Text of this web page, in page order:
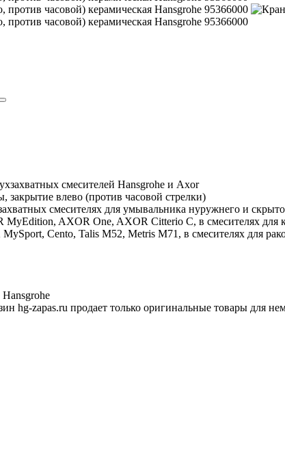
смесителей Hansgrohe и Axor
закрытие влево (против часовой стрелки)
смесителях для умывальника нуружнего и
AXOR One, AXOR Citterio C, в смесителях
Cento, Talis M52, Metris M71, в смесителях для
hg-zapas.ru продает только оригинальные товары для